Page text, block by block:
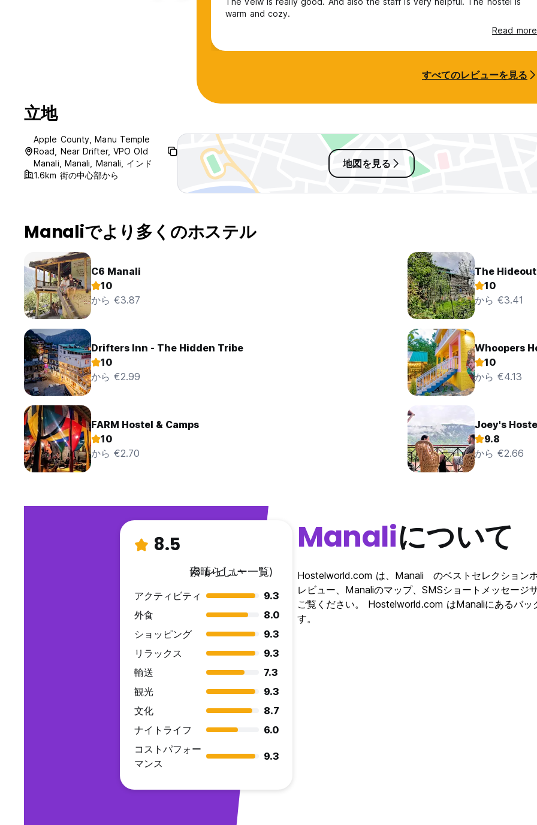
warm and cozy.
Read more
すべてのレビューを見る
立地
Apple County, Manu Temple
Road, Near Drifter, VPO Old
Manali, Manali, Manali, インド
1.6km 街の中心部から
地図を見る
Manaliでより多くのホステル
C6 Manali
10
から €3.87
The
10
から €3.41
Drifters Inn - The Hidden Tribe
10
から €2.99
Whoopers
10
から €4.13
FARM Hostel & Camps
10
から €2.70
Joey's
9.8
から €2.66
8.5
素晴らしい
(3 レビュー一覧)
アクティビティ
9.3
外食
8.0
ショッピング
9.3
リラックス
9.3
輸送
7.3
観光
9.3
文化
8.7
ナイトライフ
6.0
コストパフォー
マンス
9.3
Manaliについて
Hostelworld.com は、Manali のベストセレクション
レビュー、Manaliのマップ、SMSショートメッセー
ご覧ください。 Hostelworld.com はManaliにあるバ
す。